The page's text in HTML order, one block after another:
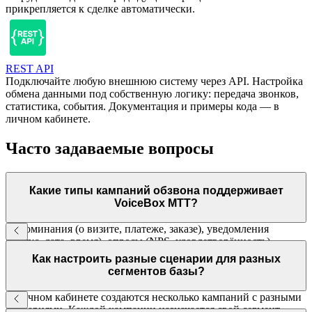
прикрепляется к сделке автоматически.
REST API
Подключайте любую внешнюю систему через API. Настройка
обмена данными под собственную логику: передача звонков,
статистика, события. Документация и примеры кода — в
личном кабинете.
Часто задаваемые вопросы
Какие типы кампаний обзвона поддерживает
VoiceBox МТТ?
Напоминания (о визите, платеже, заказе), уведомления
(статус, дата, время), опросы (NPS, удовлетворённость),
реактивация базы (лиды, клиенты), взыскание
задолженностей, рекрутинг. Любой сценарий под вашу задачу.
Как настроить разные сценарии для разных
сегментов базы?
В личном кабинете создаются несколько кампаний с разными
сценариями. Каждой кампании назначается свой сегмент